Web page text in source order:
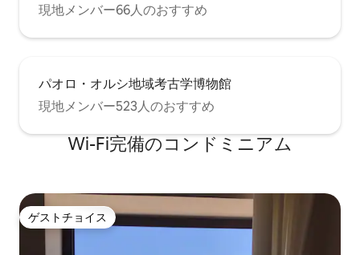
現地メンバー66人のおすすめ
パオロ・オルシ地域考古学博物館
現地メンバー523人のおすすめ
Wi-Fi完備のコンドミニアム
ゲストチョイス
ゲストチョイス